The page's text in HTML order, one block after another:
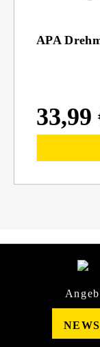
APA
33,99